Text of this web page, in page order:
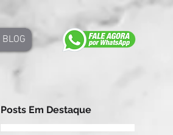
BLOG
Posts Em Destaque